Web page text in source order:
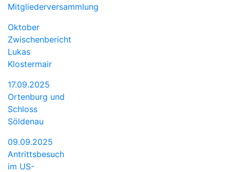
Mitgliederversammlung
Oktober
Zwischenbericht
Lukas
Klostermair
17.09.2025
Ortenburg und
Schloss
Söldenau
09.09.2025
Antrittsbesuch
im US-